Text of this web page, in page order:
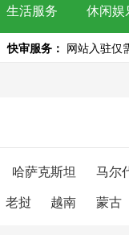
生活服务 休闲娱
快审服务： 网站入驻仅
哈萨克斯坦 马尔
老挝 越南 蒙古